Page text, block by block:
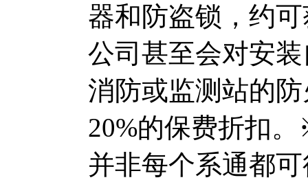
器和防盗锁，约
公司甚至会对安
消防或监测站的
20%的保费折扣
并非每个系通都